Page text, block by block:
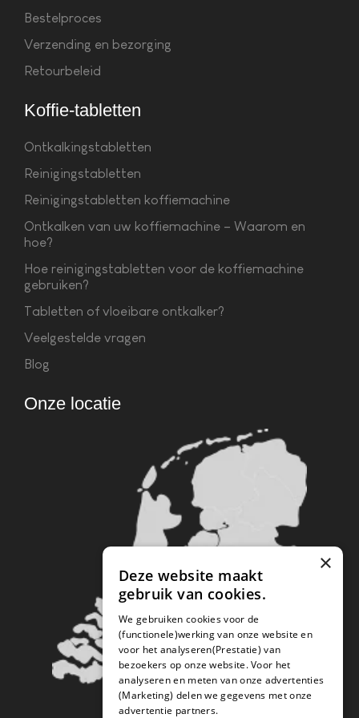
Bestelproces
Verzending en bezorging
Retourbeleid
Koffie-tabletten
Ontkalkingstabletten
Reinigingstabletten
Reinigingstabletten koffiemachine
Ontkalken van uw koffiemachine – Waarom en
hoe?
Hoe reinigingstabletten voor de koffiemachine
gebruiken?
Tabletten of vloeibare ontkalker?
Veelgestelde vragen
Blog
Onze locatie
×
Deze website maakt
gebruik van cookies.
We gebruiken cookies voor de
(functionele)werking van onze website en
voor het analyseren(Prestatie) van
bezoekers op onze website. Voor het
analyseren en meten van onze advertenties
(Marketing) delen we gegevens met onze
advertentie partners.